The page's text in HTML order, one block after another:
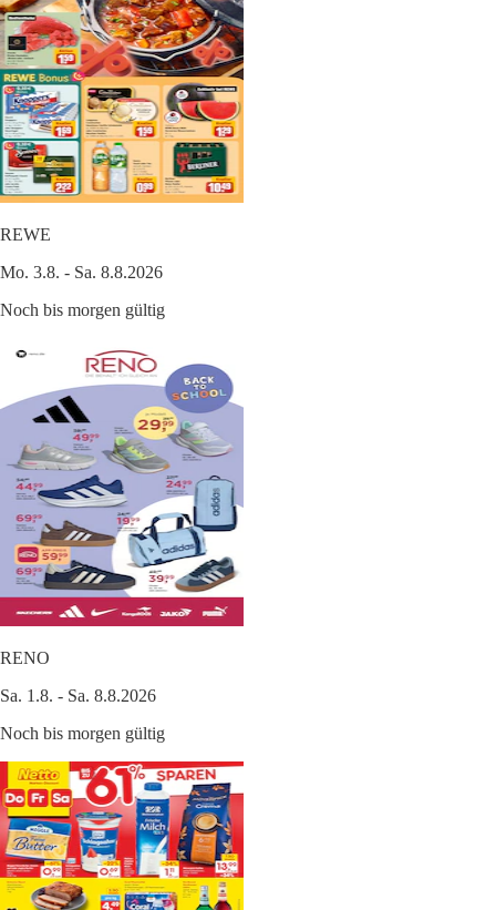
REWE
Mo. 3.8. - Sa. 8.8.2026
Noch bis morgen gültig
RENO
Sa. 1.8. - Sa. 8.8.2026
Noch bis morgen gültig